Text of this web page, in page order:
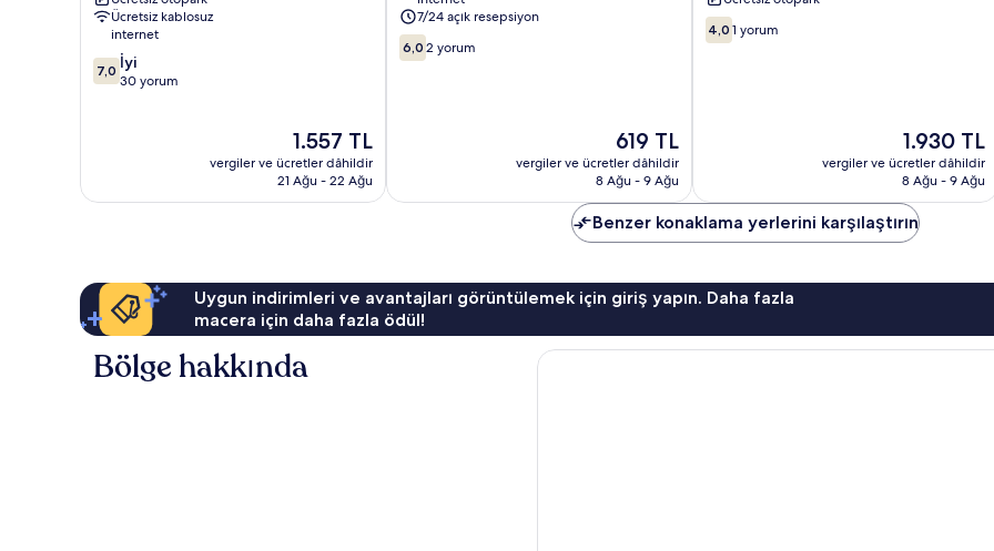
ViengÜcretsiz kablosuz
internet
10
üzerinden
7,0 İyi
30 yorum
Güncel
fiyat:
1.557 TL
1.557 TL
vergiler ve ücretler dâhildir
21 Ağu - 22 Ağu
Vieng
7/24 açık resepsiyon
10
üzerinden
6,0 2 yorum
Güncel
fiyat:
619 TL
619 TL
vergiler ve ücretler dâhildir
8 Ağu - 9 Ağu
Vang
Vieng
10
üzerinden
4,0 1 yorum
Güncel
fiyat:
1.930 TL
1.930 TL
vergiler ve ücretler dâhildir
8 Ağu - 9 Ağu
Benzer konaklama yerlerini karşılaştırın
Uygun indirimleri ve avantajları görüntülemek için giriş yapın. Daha fazla
macera için daha fazla ödül!
Bölge hakkında